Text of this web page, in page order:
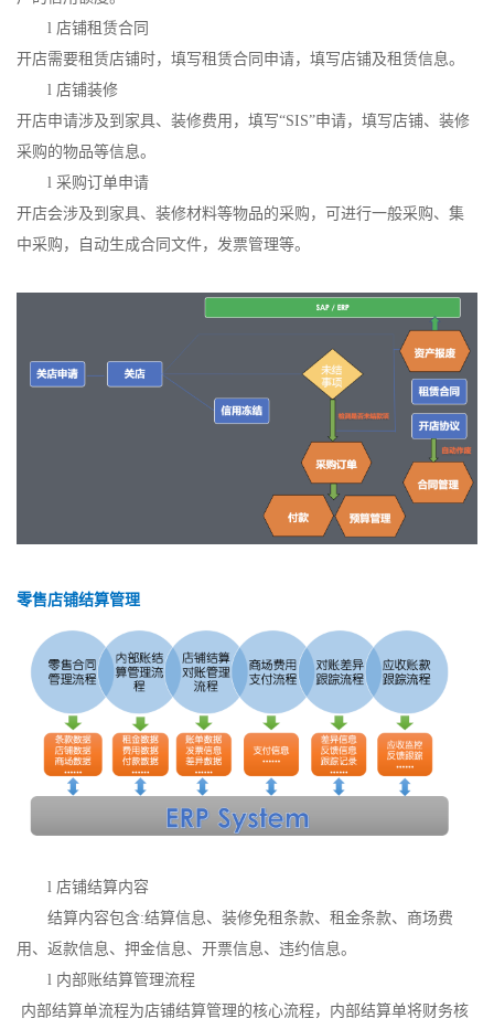
l 店铺租赁合同
开店需要租赁店铺时，填写租赁合同申请，填写店铺及租赁信息。
l 店铺装修
开店申请涉及到家具、装修费用，填写“SIS”申请，填写店铺、装修
采购的物品等信息。
l 采购订单申请
开店会涉及到家具、装修材料等物品的采购，可进行一般采购、集
中采购，自动生成合同文件，发票管理等。
零售店铺结算管理
l 店铺结算内容
结算内容包含:结算信息、装修免租条款、租金条款、商场费
用、返款信息、押金信息、开票信息、违约信息。
l 内部账结算管理流程
内部结算单流程为店铺结算管理的核心流程，内部结算单将财务核